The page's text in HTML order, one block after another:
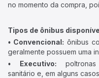
no momento da compra,
Tipos de ônibus
• Convencional: ônibus
geralmente possuem uma
• Executivo: poltronas
sanitário e, em alguns